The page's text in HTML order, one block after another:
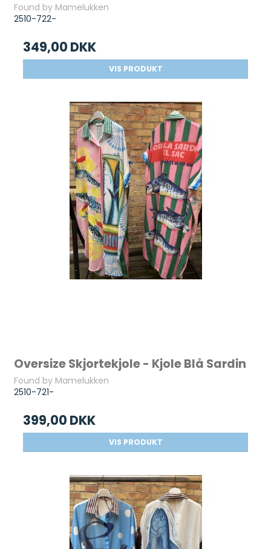
Found by Mamelukken
2510-722-
349,00 DKK
VIS PRODUKT
Oversize Skjortekjole - Kjole Blå Sardin
Found by Mamelukken
2510-721-
399,00 DKK
VIS PRODUKT